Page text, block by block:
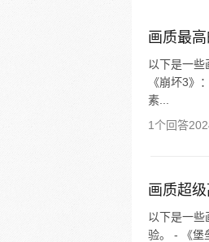
画质最
以下是一
《崩坏3》
素...
1个回答
画质超
以下是一
验。 - 《堡